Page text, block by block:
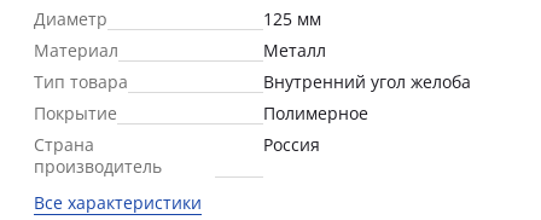
Диаметр
125 мм
Материал
Металл
Тип товара
Внутренний угол желоба
Покрытие
Полимерное
Страна
производитель
Россия
Все характеристики